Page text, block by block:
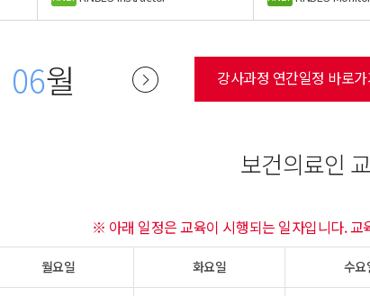
06월 강사과정 연간일정 바로가
보건의료인
※ 아래 일정은 교육이 시행되는 일자입니다.
월요일 화요일 수요